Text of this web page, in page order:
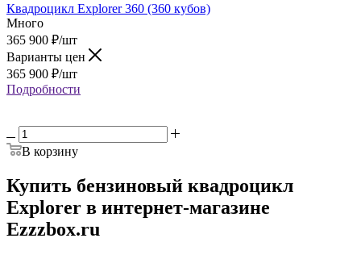
Квадроцикл Explorer 360 (360 кубов)
Много
365 900 ₽/шт
Варианты цен
365 900 ₽/шт
Подробности
В корзину
Купить бензиновый квадроцикл
Explorer в интернет-магазине
Ezzzbox.ru